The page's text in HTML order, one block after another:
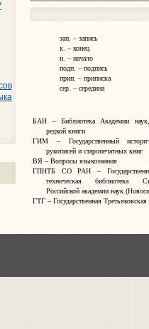
зап. – запись
к. – конец
н. – начало
подп. – подпись
прип. – приписка
сер. – середина
БАН – Библиотека Академии
редкой книги
ГИМ – Государственный
рукописей и старопечатных книг
ВЯ – Вопросы языкознания
ГПНТБ СО РАН –
техническая библиотека
Российской академии наук
ГТГ – Государственная